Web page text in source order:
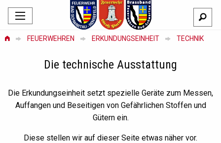
FEUERWEHREN ERKUNDUNGSEINHEIT TECHNIK
Die technische Ausstattung
Die Erkundungseinheit setzt spezielle Geräte zum Messen,
Auffangen und Beseitigen von Gefährlichen Stoffen und
Gütern ein.
Diese stellen wir auf dieser Seite etwas näher vor.